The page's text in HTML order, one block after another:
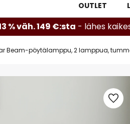
OUTLET
% väh. 149 €:sta - lähes
Beam-pöytälamppu, 2 lamppua,